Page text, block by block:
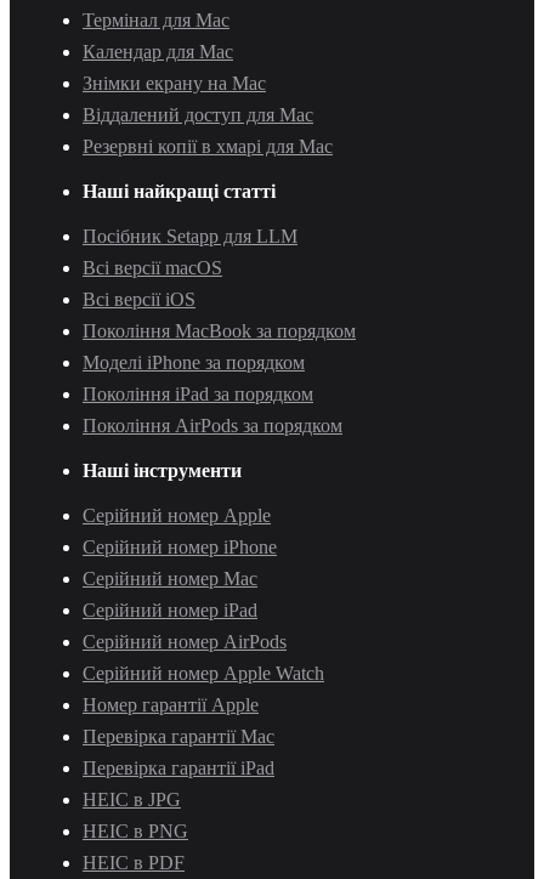
Термінал для Mac
Календар для Mac
Знімки екрану на Mac
Віддалений доступ для Mac
Резервні копії в хмарі для Mac
Наші найкращі статті
Посібник Setapp для LLM
Всі версії macOS
Всі версії iOS
Покоління MacBook за порядком
Моделі iPhone за порядком
Покоління iPad за порядком
Покоління AirPods за порядком
Наші інструменти
Серійний номер Apple
Серійний номер iPhone
Серійний номер Mac
Серійний номер iPad
Серійний номер AirPods
Серійний номер Apple Watch
Номер гарантії Apple
Перевірка гарантії Mac
Перевірка гарантії iPad
HEIC в JPG
HEIC в PNG
HEIC в PDF